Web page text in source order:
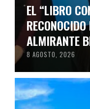
EL “LIBRO
ALMIRANTE
8 AGOSTO, 2026